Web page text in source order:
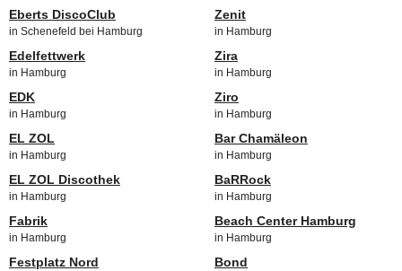
Eberts DiscoClub
in Schenefeld bei Hamburg
Edelfettwerk
in Hamburg
EDK
in Hamburg
EL ZOL
in Hamburg
EL ZOL Discothek
in Hamburg
Fabrik
in Hamburg
Festplatz Nord
Zenit
in Hamburg
Zira
in Hamburg
Ziro
in Hamburg
Bar Chamäleon
in Hamburg
BaRRock
in Hamburg
Beach Center Hamburg
in Hamburg
Bond